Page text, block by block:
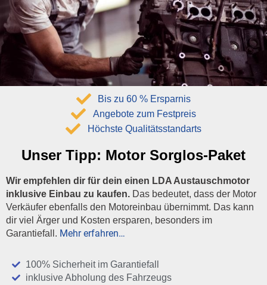
Unser Tipp: Motor Sorglos-Paket
Wir empfehlen dir für dein einen LDA Austauschmotor
inklusive Einbau zu kaufen. Das bedeutet, dass der Motor
Verkäufer ebenfalls den Motoreinbau übernimmt. Das kann
dir viel Ärger und Kosten ersparen, besonders im
Garantiefall. Mehr erfahren…
100% Sicherheit im Garantiefall
inklusive Abholung des Fahrzeugs
Bis zu 60 % Ersparnis
Angebote zum Festpreis
Höchste Qualitätsstandarts